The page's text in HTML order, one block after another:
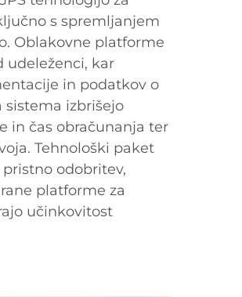
s spremljanjem
Oblakovne platforme
udeleženci, kar
in podatkov o
izbrišejo
in čas obračunanja ter
Tehnološki paket
odobritev,
platforme za
učinkovitost